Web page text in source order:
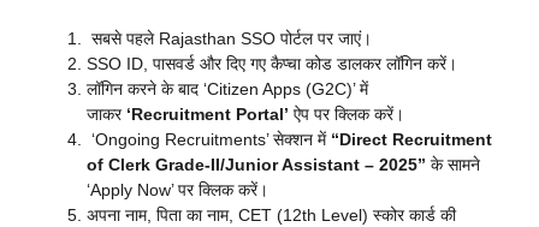
सबसे पहले Rajasthan SSO पोर्टल पर जाएं।
SSO ID, पासवर्ड और दिए गए कैप्चा कोड डालकर लॉगिन करें।
लॉगिन करने के बाद ‘Citizen Apps (G2C)’ में
जाकर ‘Recruitment Portal’ ऐप पर क्लिक करें।
‘Ongoing Recruitments’ सेक्शन में “Direct Recruitment
of Clerk Grade-II/Junior Assistant – 2025” के सामने
‘Apply Now’ पर क्लिक करें।
अपना नाम, पिता का नाम, CET (12th Level) स्कोर कार्ड की